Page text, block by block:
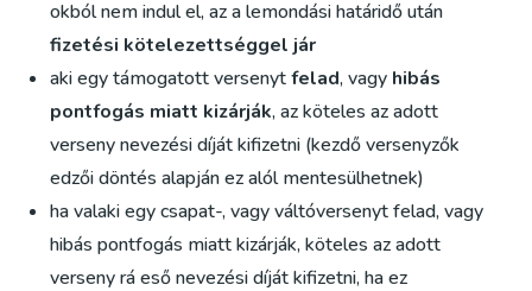
okból nem indul el, az a lemondási határidő után
fizetési kötelezettséggel jár
aki egy támogatott versenytfelad, vagy hibás
pontfogás miatt kizárják, az köteles az adott
verseny nevezési díját kifizetni (kezdő versenyzők
edzői döntés alapján ez alól mentesülhetnek)
ha valaki egy csapat-, vagy váltóversenyt felad, vagy
hibás pontfogás miatt kizárják, köteles az adott
verseny rá eső nevezési díját kifizetni, ha ez